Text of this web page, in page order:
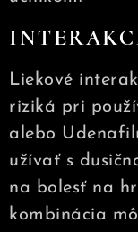
Liekové
riziká pri
alebo
užívať s
na bolesť na
kombinácia